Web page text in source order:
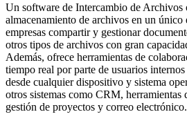
Un software de Intercambio de Archivos
almacenamiento de archivos en un único
empresas compartir y gestionar
otros tipos de archivos con gran
Además, ofrece herramientas de
tiempo real por parte de usuarios
desde cualquier dispositivo y sistema
otros sistemas como CRM, herramientas
gestión de proyectos y correo electrónico.